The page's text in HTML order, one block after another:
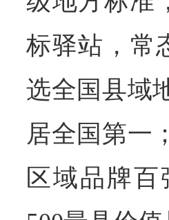
标驿站，常
选全国县域
居全国第一
区域品牌百